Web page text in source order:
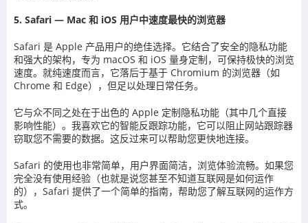
5. Safari — Mac 和 iOS 用户中速度最快的浏览器
Safari 是 Apple 产品用户的绝佳选择。它结合了安全的隐私功能
和强大的架构，专为 macOS 和 iOS 量身定制，可保持极快的浏览
速度。就纯速度而言，它落后于基于 Chromium 的浏览器（如
Chrome 和 Edge），但足以处理日常任务。
它与众不同之处在于出色的 Apple 定制隐私功能（其中几个直接
影响性能）。我喜欢它的智能反跟踪功能，它可以阻止网站跟踪器
窃取您不需要的数据。这反过来可以帮助您更快地连接。
Safari 的使用也非常简单，用户界面简洁，浏览体验流畅。如果您
完全没有使用经验（也就是说您甚至不知道互联网是如何运作
的），Safari 提供了一个简单的指南，帮助您了解互联网的运作方
式。